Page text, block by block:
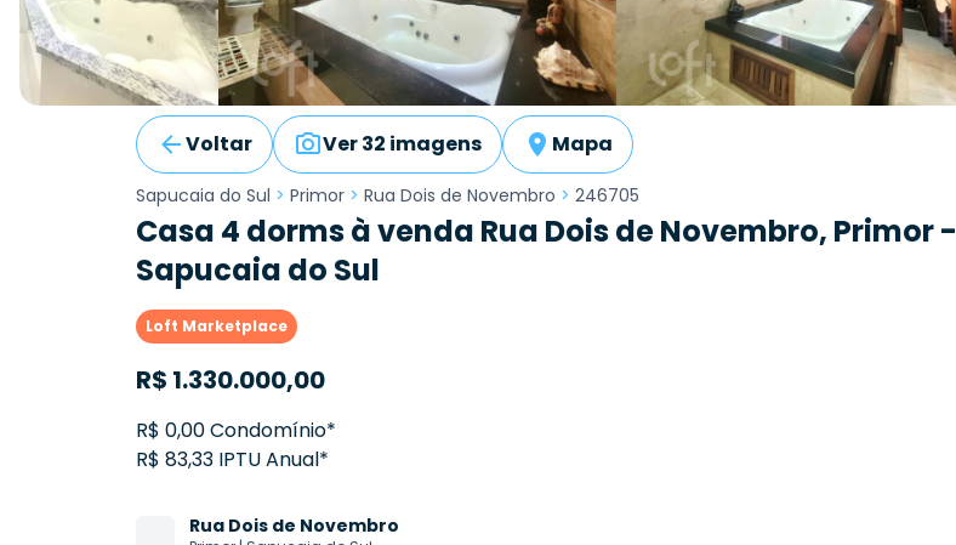
Voltar Ver 32 imagens Mapa
Sapucaia do Sul > Primor > Rua Dois de Novembro > 246705
Casa 4 dorms à venda Rua Dois de Novembro, Primor -
Sapucaia do Sul
Loft Marketplace
R$ 1.330.000,00
R$ 0,00 Condomínio*
R$ 83,33 IPTU Anual*
Rua Dois de Novembro